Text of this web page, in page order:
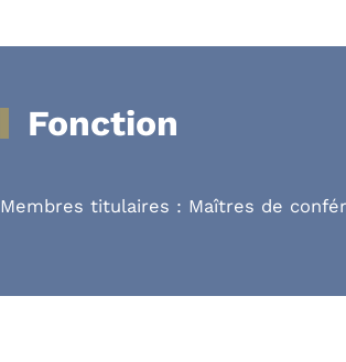
Fonction
Membres titulaires : Maîtres de